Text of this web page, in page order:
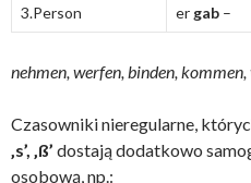
3.Person er gab –
nehmen, werfen, binden,
Czasowniki nieregularne,
‚s’, ‚ß’ dostają dodatkowo
osobową, np.: